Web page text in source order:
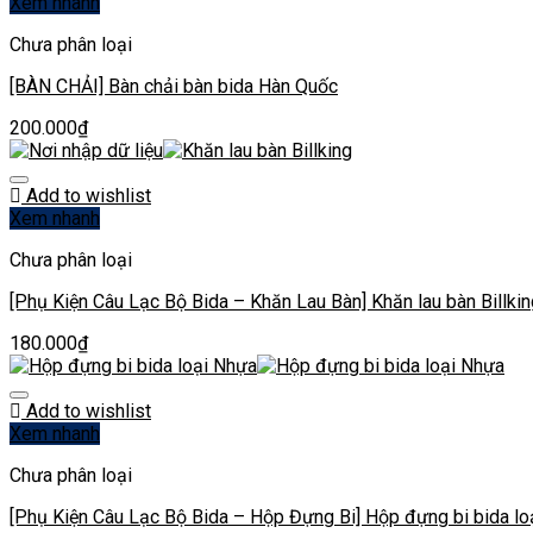
Chưa phân loại
[BÀN CHẢI] Bàn chải bàn bida Hàn Quốc
200.000₫
Add to wishlist
Xem nhanh
Chưa phân loại
[Phụ Kiện Câu Lạc Bộ Bida – Khăn Lau Bàn] Khăn lau bàn
180.000₫
Add to wishlist
Xem nhanh
Chưa phân loại
[Phụ Kiện Câu Lạc Bộ Bida – Hộp Đựng Bi] Hộp đựng bi bida